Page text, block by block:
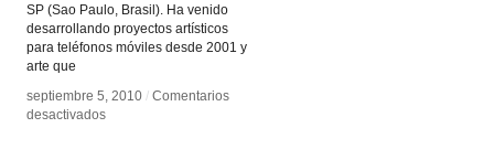
SP (Sao Paulo, Brasil). Ha venido
desarrollando proyectos artísticos
para teléfonos móviles desde 2001 y
arte que
septiembre 5, 2010 / Comentarios
desactivadosen
septiembre 5, 2010 / Comentarios
desactivadosen